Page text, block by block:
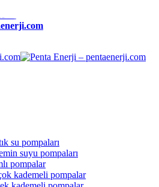
su pompaları
suyu pompaları
pompalar
kademeli pompalar